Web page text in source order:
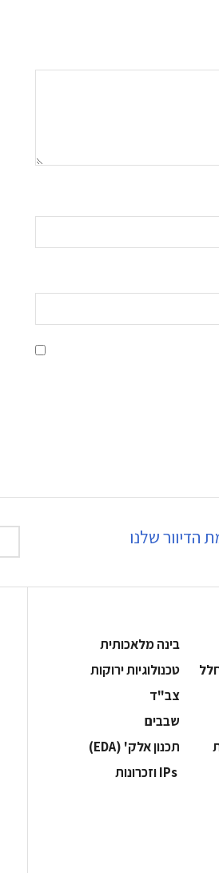
הדיוור שלנו
בינה מלאכותית
‫טכנולוגיות ירוקות‬
‫צב"ד‬
‫שבבים‬
‫תכנון אלק' (‪(EDA‬‬
‫ ‪וזכרונות IPs‬‬